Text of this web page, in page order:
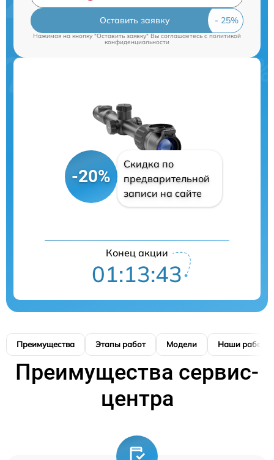
Оставить заявку
Нажимая на кнопку "Оставить заявку" Вы соглашаетесь cполитикой
конфиденциальности
-20%
Скидка по
предварительной
записи на сайте
Конец акции
01:13:42
Преимущества Этапы работ Модели Наши работы
Преимущества сервис-
центра